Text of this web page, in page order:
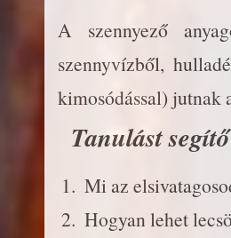
A szennyező
szennyvízből,
kimosódással) jutnak
Tanulást
Mi az
Hogyan lehet